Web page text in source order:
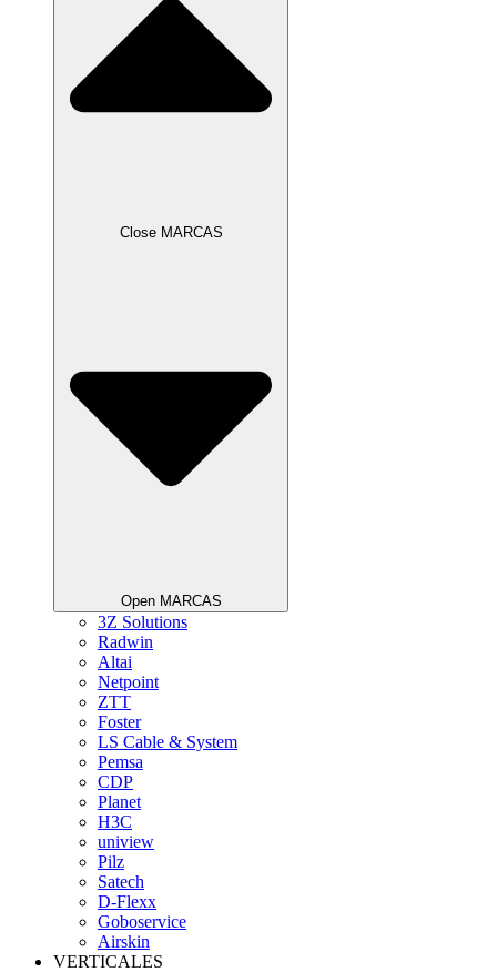
Close MARCAS
Open MARCAS
3Z Solutions
Radwin
Altai
Netpoint
ZTT
Foster
LS Cable & System
Pemsa
CDP
Planet
H3C
uniview
Pilz
Satech
D-Flexx
Goboservice
Airskin
VERTICALES